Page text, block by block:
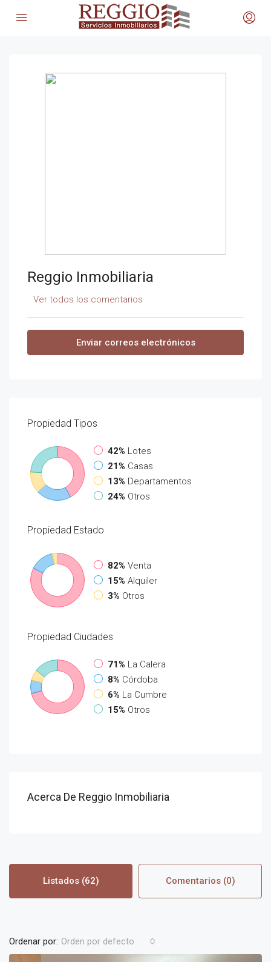
Reggio Inmobiliaria
Ver todos los comentarios
Enviar correos electrónicos
Propiedad Tipos
42% Lotes
21% Casas
13% Departamentos
24% Otros
Propiedad Estado
82% Venta
15% Alquiler
3% Otros
Propiedad Ciudades
71% La Calera
8% Córdoba
6% La Cumbre
15% Otros
Acerca De Reggio Inmobiliaria
Listados (62) Comentarios (0)
Ordenar por: Orden por defecto